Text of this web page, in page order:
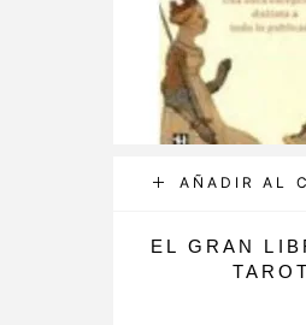
AÑADIR AL
EL GRAN
TAROT